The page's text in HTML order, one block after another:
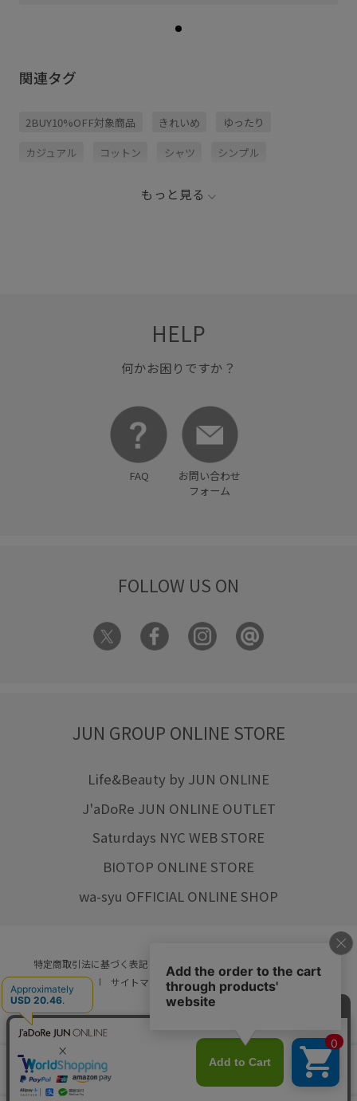
関連タグ
2BUY10%OFF対象商品 きれいめ ゆったり
カジュアル コットン シャツ シンプル
もっと見る
HELP
何かお困りですか？
FAQ
お問い合わせ
フォーム
FOLLOW US ON
JUN GROUP ONLINE STORE
Life&Beauty by JUN ONLINE
J'aDoRe JUN ONLINE OUTLET
Saturdays NYC WEB STORE
BIOTOP ONLINE STORE
wa-syu OFFICIAL ONLINE SHOP
特定商取引法に基づく表記 プライバシーポリシー
ご利用規約
サイトマップ リクルート ご利用ガイド
© JUN CO.,LTD. ALL RIGHTS RESERVED.
店舗在庫
をみる
カートに入れる